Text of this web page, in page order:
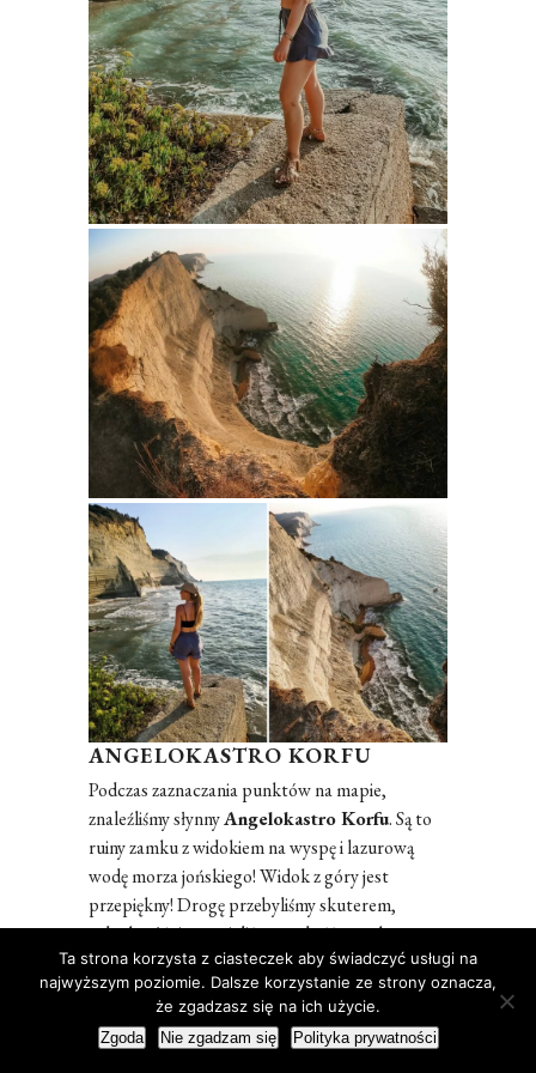
ANGELOKASTRO KORFU
Podczas zaznaczania punktów na mapie,
znaleźliśmy słynnyAngelokastro Korfu. Są to
ruiny zamku z widokiem na wyspę i lazurową
wodę morza jońskiego! Widok z góry jest
przepiękny! Drogę przebyliśmy skuterem,
jednak później musieliśmy podejść troszkę w
górę. W tym miejscu również polecam Wam
założyć pełne obuwie i zabrać ze sobą sporą ilość
wody. Zrobiliśmy sobie chwilę przerwy na
klasyczne latte w restauracji z widokiem na
Ta strona korzysta z ciasteczek aby świadczyć usługi na
najwyższym poziomie. Dalsze korzystanie ze strony oznacza,
że zgadzasz się na ich użycie.
Zgoda Nie zgadzam się Polityka prywatności